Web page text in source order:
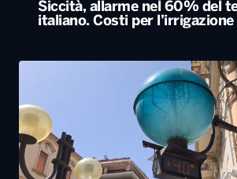
Siccità, allarme nel 60% del
italiano. Costi per l’irrigazione